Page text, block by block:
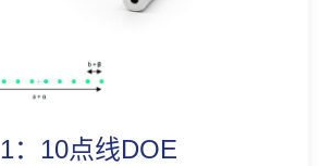
1：10点线DOE